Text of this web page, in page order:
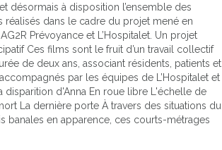
désormais à disposition l’ensemble des
réalisés dans le cadre du projet mené en
Prévoyance et L’Hospitalet. Un projet
Ces films sont le fruit d’un travail collectif
de deux ans, associant résidents, patients et
par les équipes de L’Hospitalet et
disparition d'Anna En roue libre L'échelle de
La dernière porte À travers des situations du
banales en apparence, ces courts-métrages